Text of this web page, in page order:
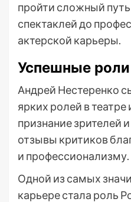
пройти сложный
спектаклей до
актерской карьеры.
Успешные
Андрей Нестеренко
ярких ролей в
признание зрителей
отзывы критиков
и профессионализму.
Одной из самых
карьере стала роль